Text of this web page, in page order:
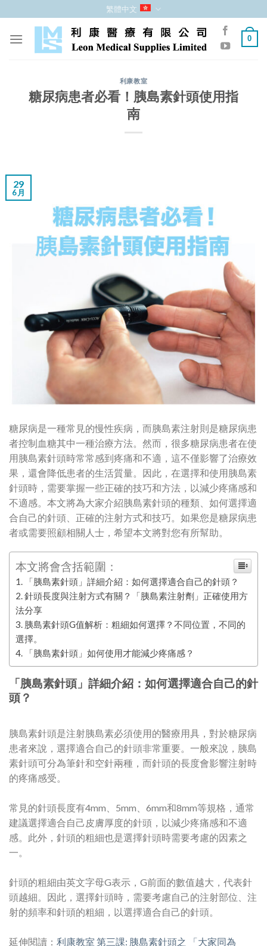
至
繁體中文
0
利康教室
糖尿病患者必看！胰島素針頭使用指
南
29
6 月
糖尿病是一種常見的慢性疾病，而胰島素注射則是糖尿病患
者控制血糖其中一種治療方法。然而，很多糖尿病患者在使
用胰島素針頭時常常感到疼痛和不適，這不僅影響了治療效
果，還會降低患者的生活質量。因此，在選擇和使用胰島素
針頭時，需要掌握一些正確的技巧和方法，以減少疼痛感和
不適感。本文將為大家介紹胰島素針頭的種類、如何選擇適
合自己的針頭、正確的注射方式和技巧。如果您是糖尿病患
者或需要照顧相關人士，希望本文將對您有所幫助。
本文將會含括範圍：
「胰島素針頭」詳細介紹：如何選擇適合自己的針頭？
針頭長度與注射方式有關？「胰島素注射劑」正確使用方
法分享
胰島素針頭G值解析：粗細如何選擇？不同位置，不同的
選擇。
「胰島素針頭」如何使用才能減少疼痛感？
「胰島素針頭」詳細介紹：如何選擇適合自己的針
頭？
胰島素針頭是注射胰島素必須使用的醫療用具，對於糖尿病
患者來說，選擇適合自己的針頭非常重要。一般來說，胰島
素針頭可分為筆針和空針兩種，而針頭的長度會影響注射時
的疼痛感受。
常見的針頭長度有4mm、5mm、6mm和8mm等規格，通常
建議選擇適合自己皮膚厚度的針頭，以減少疼痛感和不適
感。此外，針頭的粗細也是選擇針頭時需要考慮的因素之
一。
針頭的粗細由英文字母G表示，G前面的數值越大，代表針
頭越細。因此，選擇針頭時，需要考慮自己的注射部位、注
射的頻率和針頭的粗細，以選擇適合自己的針頭。
延伸閱讀： 利康教室 第三課: 胰島素針頭之 「大家同為